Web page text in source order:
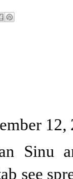
Sinu
see